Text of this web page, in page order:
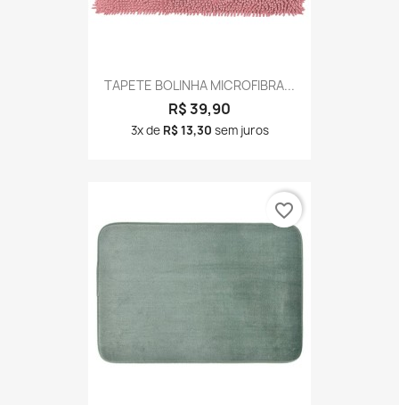
TAPETE BOLINHA MICROFIBRA...
R$ 39,90
3x de R$ 13,30 sem juros
favorite_border